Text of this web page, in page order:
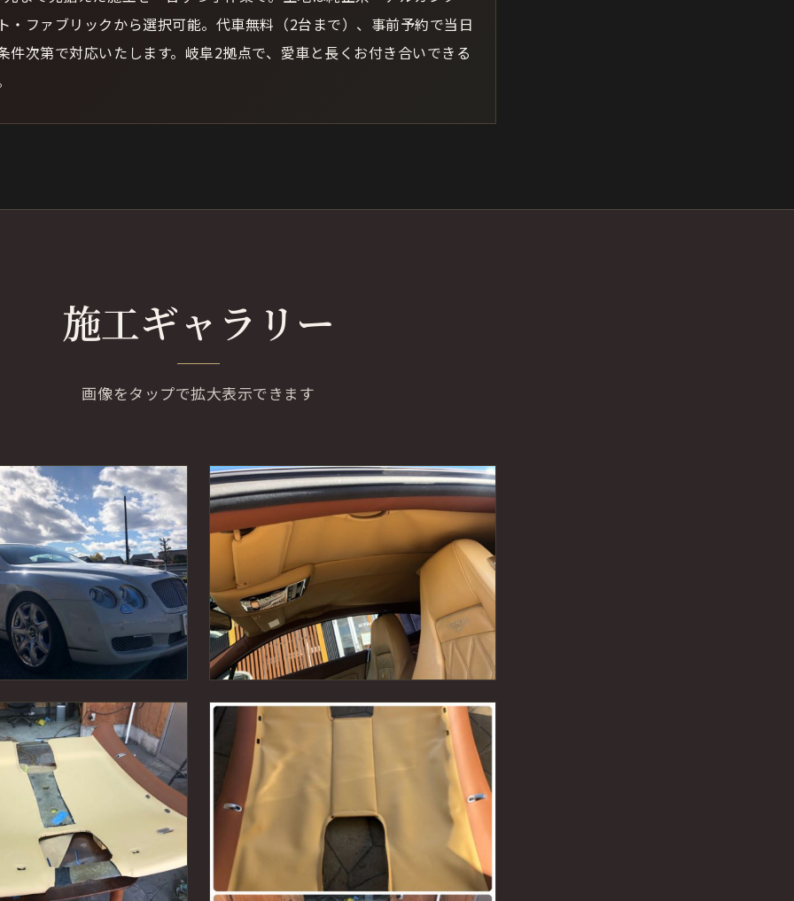
・ファブリックから選択可能。代車無料（2台まで）、事前予約で当日
件次第で対応いたします。岐阜2拠点で、愛車と長くお付き合いできる
施工ギャラリー
画像をタップで拡大表示できます